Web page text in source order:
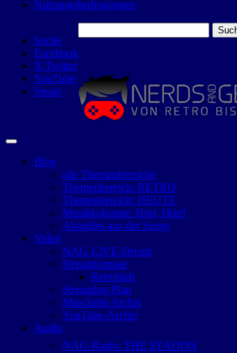
Nutzungsbedingungen
Suche
Facebook
X/Twitter
YouTube
Steam
nach:
Blog
alle Themenbereiche
Themenbereich: RETRO
Themenbereich: HEUTE
Musikkolumne: Hört, Hört!
Aktuelles aus der Szene
Video
NAG-LIVE-Stream
Streamformate
Retroblah
Streaming-Plan
Mitschnitt-Archiv
YouTube-Archiv
Audio
NAG-Radio: THE STATION